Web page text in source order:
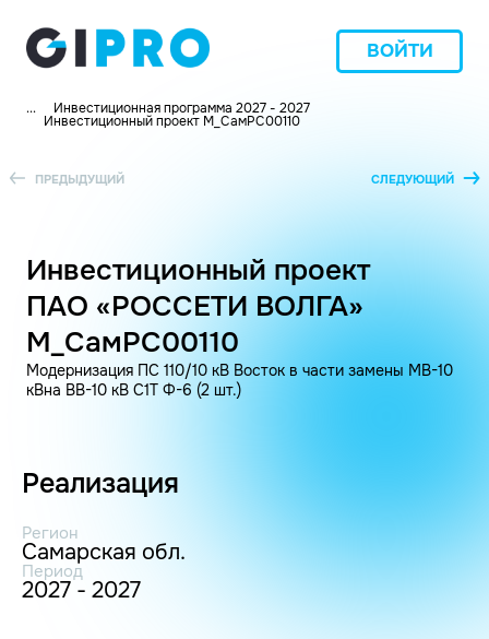
ВОЙТИ
... Инвестиционная программа 2027 - 2027
Инвестиционный проект M_СамРС00110
ПРЕДЫДУЩИЙ СЛЕДУЮЩИЙ
Инвестиционный проект
ПАО «РОССЕТИ ВОЛГА»
M_СамРС00110
Модернизация ПС 110/10 кВ Восток в части замены МВ-10
кВна ВВ-10 кВ C1Т Ф-6 (2 шт.)
Реализация
Регион
Самарская обл.
Период
2027 - 2027